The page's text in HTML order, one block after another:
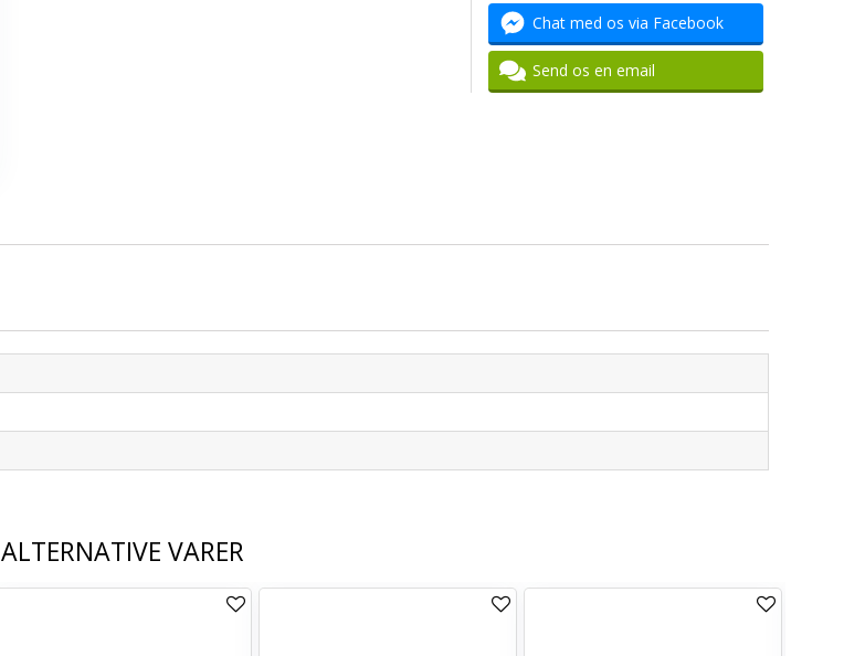
Chat med os via Facebook
Send os en email
ALTERNATIVE VARER